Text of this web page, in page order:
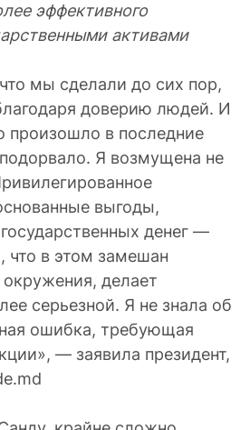
эффективного
активами
мы сделали до сих пор,
доверию людей. И
произошло в последние
Я возмущена не
выгоды,
денег —
в этом замешан
делает
серьезной. Я не знала об
ошибка, требующая
— заявила президент,